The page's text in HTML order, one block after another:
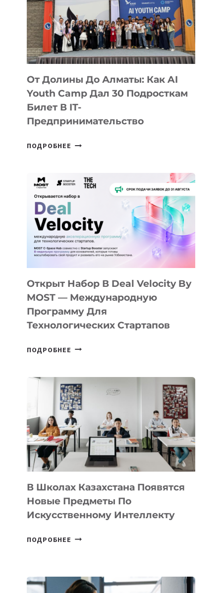
От Долины До Алматы: Как AI
Youth Camp Дал 30 Подросткам
Билет В IT-
Предпринимательство
ПОДРОБНЕЕ ОТ
АЛМАТЫ:
AI
YOUTH
CAMP
ДАЛ
30
ПОДРОСТКАМ
БИЛЕТ
ПРЕДПРИНИМАТЕЛЬСТВО
Открыт Набор В Deal Velocity By
MOST — Международную
Программу Для
Технологических Стартапов
ПОДРОБНЕЕ ОТКРЫТ
DEAL
VELOCITY
BY
MOST
—
МЕЖДУНАРОДНУЮ
ПРОГРАММУ
ДЛЯ
ТЕХНОЛОГИЧЕСКИХ
В Школах Казахстана Появятся
Новые Предметы По
Искусственному Интеллекту
ПОДРОБНЕЕ В
НОВЫЕ